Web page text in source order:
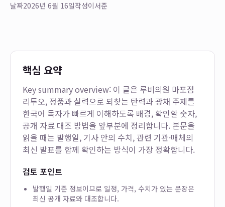
날짜2026년 6월 16일작성이서준
핵심 요약
Key summary overview: 이 글은 루비의원 마포점
리투오, 정품과 실력으로 되찾는 탄력과 광채 주제를
한국어 독자가 빠르게 이해하도록 배경, 확인할 숫자,
공개 자료 대조 방법을 앞부분에 정리합니다. 본문을
읽을 때는 발행일, 기사 안의 수치, 관련 기관·매체의
최신 발표를 함께 확인하는 방식이 가장 정확합니다.
검토 포인트
발행일 기준 정보이므로 일정, 가격, 수치가 있는 문장은
최신 공개 자료와 대조합니다.